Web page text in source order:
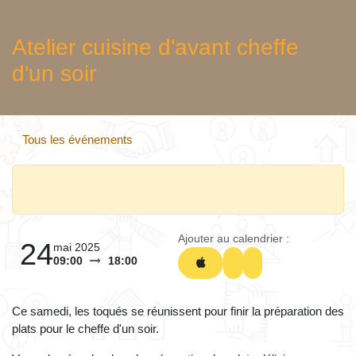
Atelier cuisine d'avant cheffe
d'un soir
Tous les événements
24mai 2025
09:00
18:00
Ajouter au calendrier :
Ce samedi, les toqués se réunissent pour finir la
préparation des plats pour le cheffe d'un soir.